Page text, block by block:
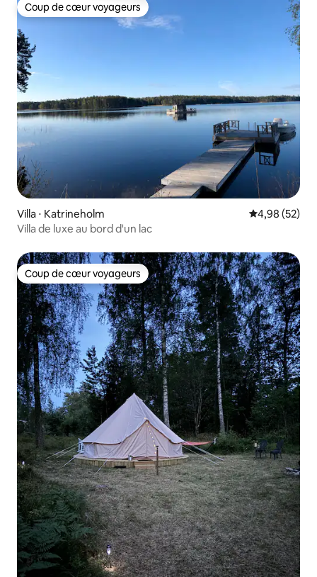
Coup de cœur voyageurs
Coup de cœur voyageurs
Villa ⋅ Katrineholm Évaluation
4,98 (52)
Villa de luxe au bord d'un lac
Coup de cœur voyageurs
Coup de cœur voyageurs